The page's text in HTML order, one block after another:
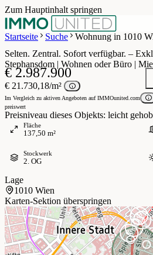
Zum Hauptinhalt springen
Startseite
Suche Wohnung in 1010
/ 16Grundriss
Selten. Zentral. Sofort verfügbar. –
Stephansdom | Wohnen oder Büro |
€ 2.987.900
€ 21.730,18/m²
Im Vergleich zu aktiven Angeboten auf IMMOunited.com
preiswert
Preisniveau dieses Objekts: leicht
Fläche
137,50 m²
Stockwerk
2. OG
Lage
1010 Wien
Karten-Sektion überspringen